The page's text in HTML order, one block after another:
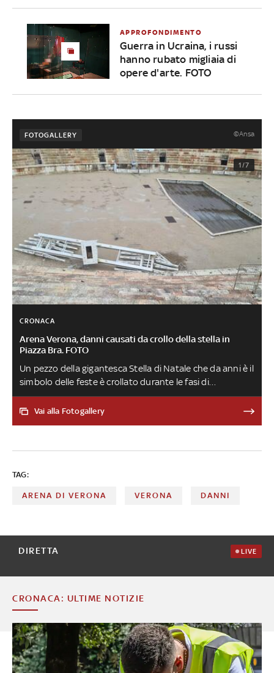
APPROFONDIMENTO
Guerra in Ucraina, i russi
hanno rubato migliaia di
opere d'arte. FOTO
FOTOGALLERY ©Ansa
1/7
CRONACA
Arena Verona, danni causati da crollo della stella in
Piazza Bra. FOTO
Un pezzo della gigantesca Stella di Natale che da anni è il
simbolo delle feste è crollato durante le fasi di
smontaggio, danneggiando parte delle gradinate del
teatro romano, che oggi era chiuso al pubblico e resterà
pianeta. Viene allestita continuativamente dal 1984
Vai alla Fotogallery
TAG:
ARENA DI VERONA VERONA DANNI
DIRETTA LIVE
CRONACA: ULTIME NOTIZIE